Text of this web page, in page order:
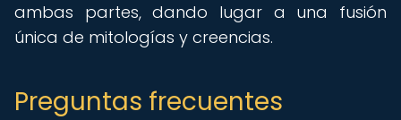
ambas partes, dando lugar a una fusión
única de mitologías y creencias.
Preguntas frecuentes